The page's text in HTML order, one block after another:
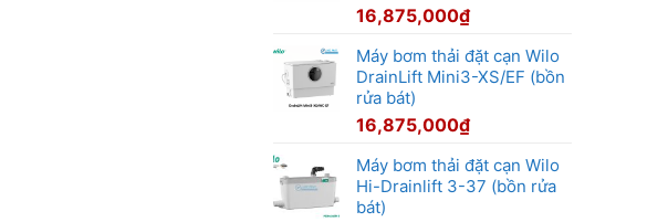
16,875,000₫
Máy bơm thải đặt cạn Wilo
DrainLift Mini3-XS/EF (bồn
rửa bát)
16,875,000₫
Máy bơm thải đặt cạn Wilo
Hi-Drainlift 3-37 (bồn rửa
bát)